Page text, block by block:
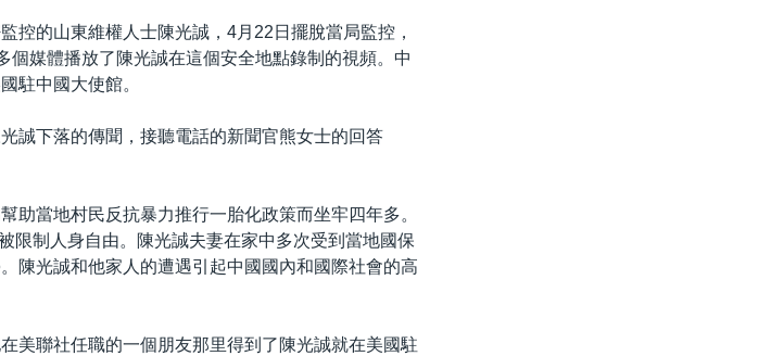
控的山東維權人士陳光誠，4月22日擺脫當局監控，
個媒體播放了陳光誠在這個安全地點錄制的視頻。中
駐中國大使館。
誠下落的傳聞，接聽電話的新聞官熊女士的回答
助當地村民反抗暴力推行一胎化政策而坐牢四年多。
限制人身自由。陳光誠夫妻在家中多次受到當地國保
陳光誠和他家人的遭遇引起中國國內和國際社會的高
美聯社任職的一個朋友那里得到了陳光誠就在美國駐